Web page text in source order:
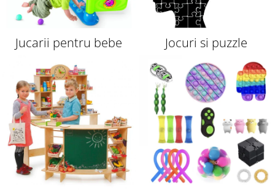
Jucarii pentru bebe Jocuri si puzzle